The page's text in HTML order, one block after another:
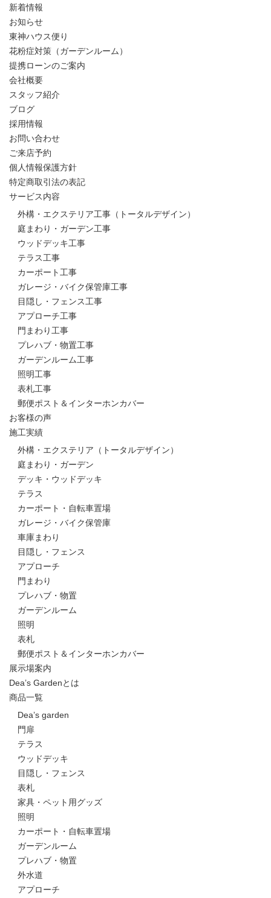
新着情報
お知らせ
東神ハウス便り
花粉症対策（ガーデンルーム）
提携ローンのご案内
会社概要
スタッフ紹介
ブログ
採用情報
お問い合わせ
ご来店予約
個人情報保護方針
特定商取引法の表記
サービス内容
外構・エクステリア工事（トータルデザイン）
庭まわり・ガーデン工事
ウッドデッキ工事
テラス工事
カーポート工事
ガレージ・バイク保管庫工事
目隠し・フェンス工事
アプローチ工事
門まわり工事
プレハブ・物置工事
ガーデンルーム工事
照明工事
表札工事
郵便ポスト＆インターホンカバー
お客様の声
施工実績
外構・エクステリア（トータルデザイン）
庭まわり・ガーデン
デッキ・ウッドデッキ
テラス
カーポート・自転車置場
ガレージ・バイク保管庫
車庫まわり
目隠し・フェンス
アプローチ
門まわり
プレハブ・物置
ガーデンルーム
照明
表札
郵便ポスト＆インターホンカバー
展示場案内
Dea’s Gardenとは
商品一覧
Dea’s garden
門扉
テラス
ウッドデッキ
目隠し・フェンス
表札
家具・ペット用グッズ
照明
カーポート・自転車置場
ガーデンルーム
プレハブ・物置
外水道
アプローチ